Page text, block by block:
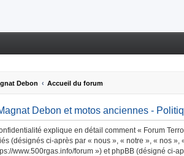
Debon Accueil du forum
Debon et motos anciennes -
explique en détail comment « Forum
(désignés ci-après par « nous », « notre », « nos »,
www.500rgas.info/forum ») et phpBB (désigné ci-